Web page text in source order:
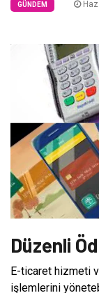
GÜNDEM Haz
Düzenli
E-ticaret hizmeti
işlemlerini